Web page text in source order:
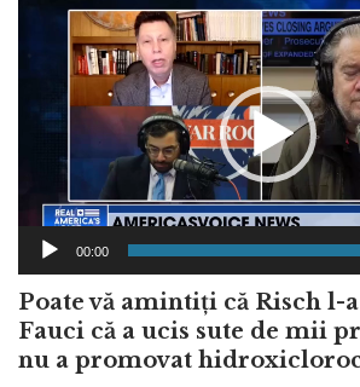
00:00
Poate vă amintiți că Risch l-
Fauci că a ucis sute de mii
nu a promovat